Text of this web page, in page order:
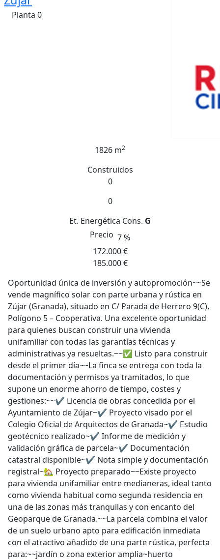
Planta 0
1826 m2
Construidos
0
0
Et. Energética Cons. G
Precio 7 %
172.000 €
185.000 €
Oportunidad única de inversión y autopromoción~~Se
vende magnífico solar con parte urbana y rústica en
Zújar (Granada), situado en C/ Parada de Herrero 9(C),
Polígono 5 – Cooperativa. Una excelente oportunidad
para quienes buscan construir una vivienda
unifamiliar con todas las garantías técnicas y
administrativas ya resueltas.~~✅ Listo para construir
desde el primer día~~La finca se entrega con toda la
documentación y permisos ya tramitados, lo que
supone un enorme ahorro de tiempo, costes y
gestiones:~~✔️ Licencia de obras concedida por el
Ayuntamiento de Zújar~✔️ Proyecto visado por el
Colegio Oficial de Arquitectos de Granada~✔️ Estudio
geotécnico realizado~✔️ Informe de medición y
validación gráfica de parcela~✔️ Documentación
catastral disponible~✔️ Nota simple y documentación
registral~🏡 Proyecto preparado~~Existe proyecto
para vivienda unifamiliar entre medianeras, ideal tanto
como vivienda habitual como segunda residencia en
una de las zonas más tranquilas y con encanto del
Geoparque de Granada.~~La parcela combina el valor
de un suelo urbano apto para edificación inmediata
con el atractivo añadido de una parte rústica, perfecta
para:~~jardín o zona exterior amplia~huerto